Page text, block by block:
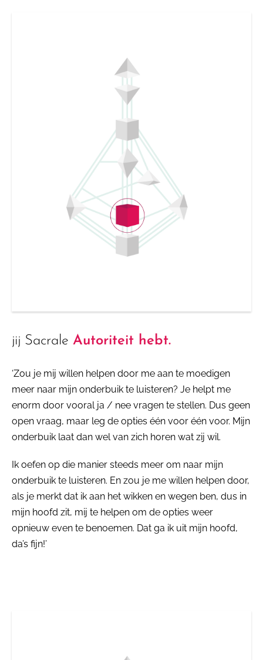
jij Sacrale Autoriteit hebt.
‘Zou je mij willen helpen door me aan te moedigen
meer naar mijn onderbuik te luisteren? Je helpt me
enorm door vooral ja / nee vragen te stellen. Dus geen
open vraag, maar leg de opties één voor één voor. Mijn
onderbuik laat dan wel van zich horen wat zij wil.
Ik oefen op die manier steeds meer om naar mijn
onderbuik te luisteren. En zou je me willen helpen door,
als je merkt dat ik aan het wikken en wegen ben, dus in
mijn hoofd zit, mij te helpen om de opties weer
opnieuw even te benoemen. Dat ga ik uit mijn hoofd,
da’s fijn!’